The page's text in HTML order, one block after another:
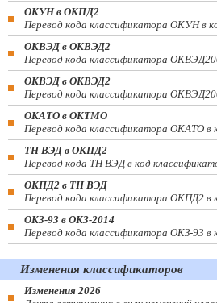
ОКУН в ОКПД2
Перевод кода классификатора ОКУН в
ОКВЭД в ОКВЭД2
Перевод кода классификатора
ОКВЭД в ОКВЭД2
Перевод кода классификатора
ОКАТО в ОКТМО
Перевод кода классификатора ОКАТО
ТН ВЭД в ОКПД2
Перевод кода ТН ВЭД в код
ОКПД2 в ТН ВЭД
Перевод кода классификатора ОКПД2 в
ОКЗ-93 в ОКЗ-2014
Перевод кода классификатора ОКЗ-93 в
Изменения классификаторов
Изменения 2026